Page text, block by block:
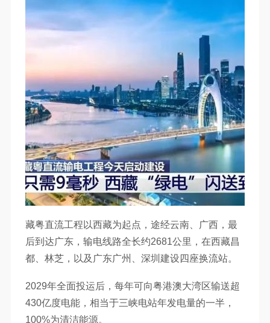
藏粤直流工程以西藏为起点，途经云南、广西，最
后到达广东，输电线路全长约2681公里，在西藏昌
都、林芝，以及广东广州、深圳建设四座换流站。
2029年全面投运后，每年可向粤港澳大湾区输送超
430亿度电能，相当于三峡电站年发电量的一半，
100%为清洁能源。